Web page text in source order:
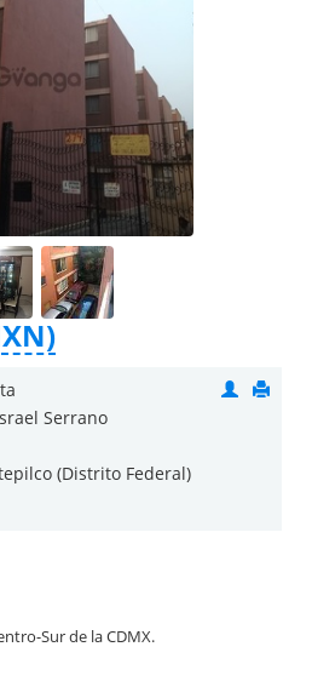
Serrano
(Distrito Federal)
Sur de la CDMX.